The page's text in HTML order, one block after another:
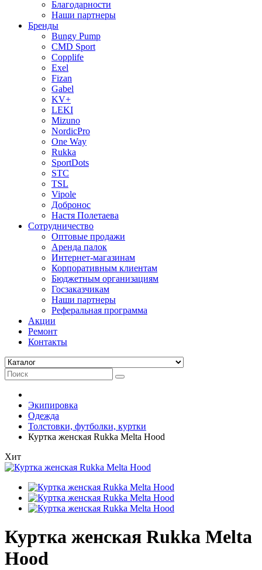
Благодарности
Наши партнеры
Бренды
Bungy Pump
CMD Sport
Copplife
Exel
Fizan
Gabel
KV+
LEKI
Mizuno
NordicPro
One Way
Rukka
SportDots
STC
TSL
Vipole
Добронос
Настя Полетаева
Сотрудничество
Оптовые продажи
Аренда палок
Интернет-магазинам
Корпоративным клиентам
Бюджетным организациям
Госзаказчикам
Наши партнеры
Реферальная программа
Акции
Ремонт
Контакты
Экипировка
Одежда
Толстовки, футболки, куртки
Куртка женская Rukka Melta Hood
Хит
Куртка женская Rukka Melta
Hood